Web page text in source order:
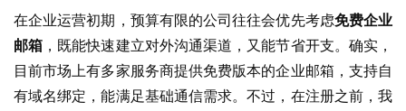
在企业运营初期，预算有限的公司往往会优先考虑免费企业
邮箱 ，既能快速建立对外沟通渠道，又能节省开支。确实，
目前市场上有多家服务商提供免费版本的企业邮箱，支持自
有域名绑定，能满足基础通信需求。不过，在注册之前，我